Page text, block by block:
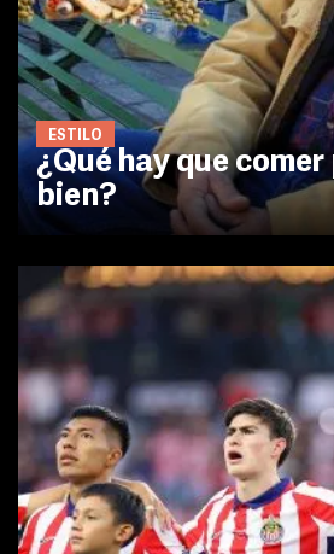
ESTILO
¿Qué hay que
bien?